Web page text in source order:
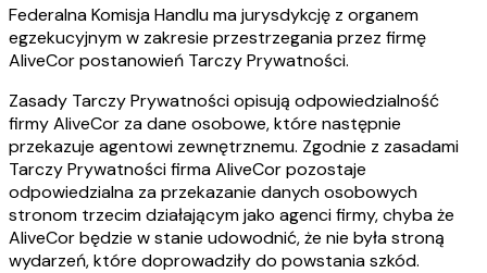
Federalna Komisja Handlu ma jurysdykcję z organem
egzekucyjnym w zakresie przestrzegania przez firmę
AliveCor postanowień Tarczy Prywatności.
Zasady Tarczy Prywatności opisują odpowiedzialność
firmy AliveCor za dane osobowe, które następnie
przekazuje agentowi zewnętrznemu. Zgodnie z zasadami
Tarczy Prywatności firma AliveCor pozostaje
odpowiedzialna za przekazanie danych osobowych
stronom trzecim działającym jako agenci firmy, chyba że
AliveCor będzie w stanie udowodnić, że nie była stroną
wydarzeń, które doprowadziły do powstania szkód.